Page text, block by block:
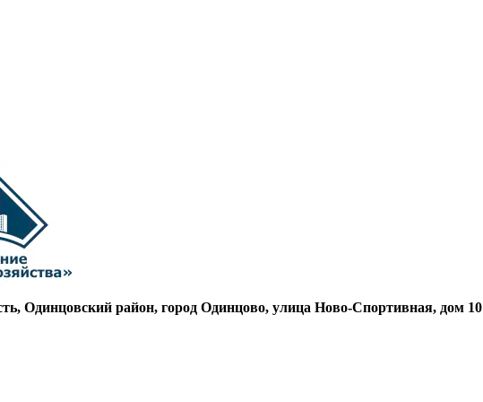
Одинцовский район, город Одинцово, улица Ново-Спортивная, дом 10